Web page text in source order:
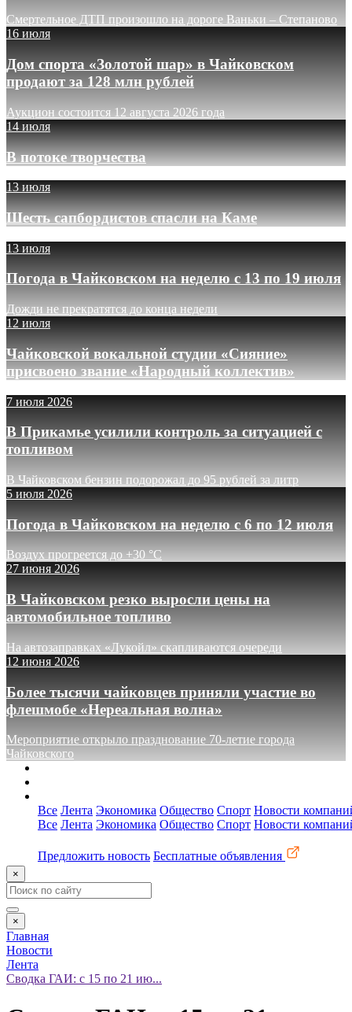
Смертельное ДТП произошло на дороге Ваньки – Степаново
16 июля
Дом спорта «Золотой шар» в Чайковском
продают за 128 млн рублей
Аукцион состоится 12 августа 2026 года
14 июля
В потоке творчества
13 июля
Шесть сапбордистов спасли на Каме
13 июля
Погода в Чайковском на неделю с 13 по 19 июля
Дожди не прекратятся до конца недели
12 июля
Чайковской вокальной студии «Сияние»
присвоено звание «Народный коллектив»
7 июля 2026
В Прикамье усилили контроль за ситуацией с
топливом
В Чайковском бензин подорожал до 95 рублей за литр
5 июля 2026
Погода в Чайковском на неделю с 6 по 12 июля
Воздух прогреется до +30 °C
27 июня 2026
В Чайковском резко выросли цены на
автомобильное топливо
На автозаправках «Лукойл» скапливаются очереди
12 июня 2026
Более тысячи чайковцев приняли участие во
флешмобе «Нереальная волна»
Мероприятие открыло празднование 70-летие города
Чайковского
Все Лента Экономика Общество Спорт Новости
Все Лента Экономика Общество Спорт Новости
Предложить новость Бесплатные объявления
×
×
Главная
Новости
Лента
Сводка ГАИ: с 15 по 21 ию...